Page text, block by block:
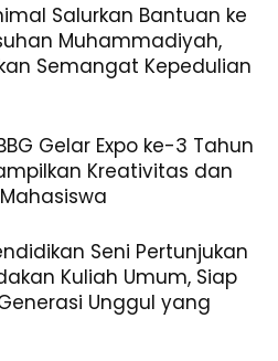
Salurkan Bantuan ke
Muhammadiyah,
Semangat Kepedulian
Gelar Expo ke-3 Tahun
Kreativitas dan
Seni Pertunjukan
Kuliah Umum, Siap
Unggul yang